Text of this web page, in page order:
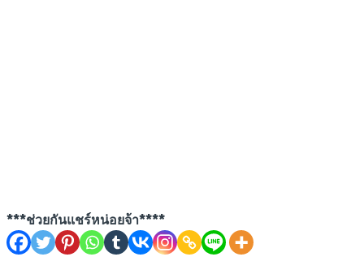
***ช่วยกันแชร์หน่อยจ้า****